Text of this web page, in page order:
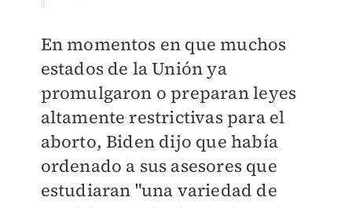
En momentos en que muchos
estados de la Unión ya
promulgaron o preparan leyes
altamente restrictivas para el
aborto, Biden dijo que había
ordenado a sus asesores que
estudiaran "una variedad de